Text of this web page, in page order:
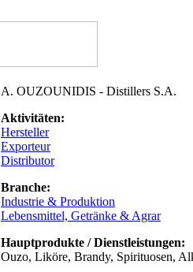
A. OUZOUNIDIS - Distillers S.A.
Aktivitäten:
Hersteller
Exporteur
Distributor
Branche:
Industrie & Produktion
Lebensmittel, Getränke & Agrar
Hauptprodukte / Dienstleistungen:
Ouzo, Liköre, Brandy, Spirituosen,